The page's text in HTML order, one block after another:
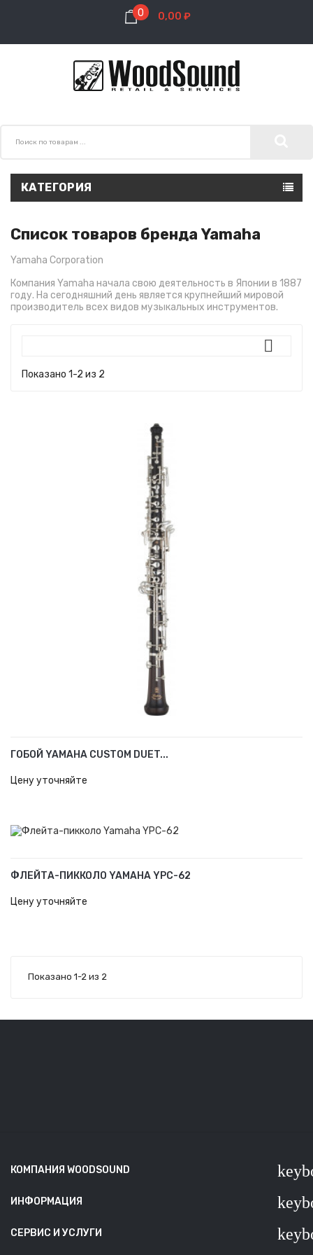
0 0,00 ₽
КАТЕГОРИЯ
Список товаров бренда Yamaha
Yamaha Corporation
Компания Yamaha начала свою деятельность в Японии в 1887
году. На сегодняшний день является крупнейший мировой
производитель всех видов музыкальных инструментов.

Показано 1-2 из 2
ГОБОЙ YAMAHA CUSTOM DUET...
Цену уточняйте
ФЛЕЙТА-ПИККОЛО YAMAHA YPC-62
Цену уточняйте
Показано 1-2 из 2
КОМПАНИЯ WOODSOUND
ИНФОРМАЦИЯ
СЕРВИС И УСЛУГИ